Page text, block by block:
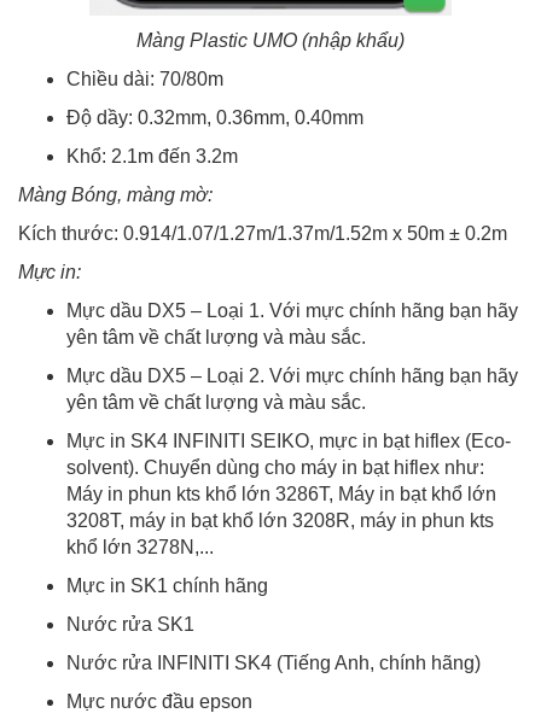
Màng Plastic UMO (nhập khẩu)
Chiều dài: 70/80m
Độ dầy: 0.32mm, 0.36mm, 0.40mm
Khổ: 2.1m đến 3.2m
Màng Bóng, màng mờ:
Kích thước: 0.914/1.07/1.27m/1.37m/1.52m x 50m ± 0.2m
Mực in:
Mực dầu DX5 – Loại 1. Với mực chính hãng bạn hãy
yên tâm về chất lượng và màu sắc.
Mực dầu DX5 – Loại 2. Với mực chính hãng bạn hãy
yên tâm về chất lượng và màu sắc.
Mực in SK4 INFINITI SEIKO, mực in bạt hiflex (Eco-
solvent). Chuyển dùng cho máy in bạt hiflex như:
Máy in phun kts khổ lớn 3286T, Máy in bạt khổ lớn
3208T, máy in bạt khổ lớn 3208R, máy in phun kts
khổ lớn 3278N,...
Mực in SK1 chính hãng
Nước rửa SK1
Nước rửa INFINITI SK4 (Tiếng Anh, chính hãng)
Mực nước đầu epson